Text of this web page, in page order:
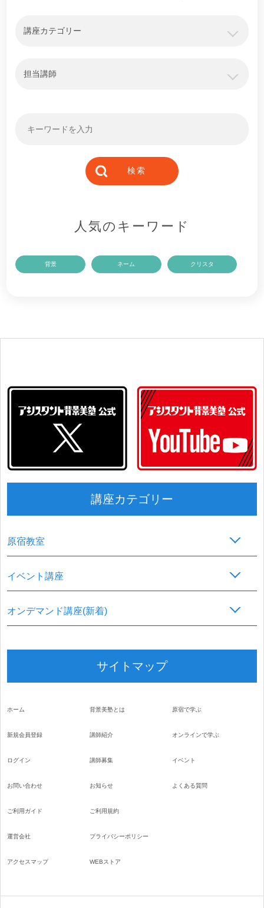
講座カテゴリー
担当講師
人気のキーワード
背景 ネーム クリスタ
講座カテゴリー
原宿教室
イベント講座
オンデマンド講座(新着)
サイトマップ
ホーム
新規会員登録
ログイン
お問い合わせ
背景美塾とは
講師紹介
講師募集
お知らせ
原宿で学ぶ
オンラインで学ぶ
イベント
よくある質問
ご利用ガイド
運営会社
アクセスマップ
ご利用規約
プライバシーポリシー
WEBストア